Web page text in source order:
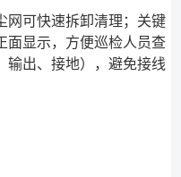
网可快速拆卸清理；关键
面显示，方便巡检人员查
输出、接地），避免接线